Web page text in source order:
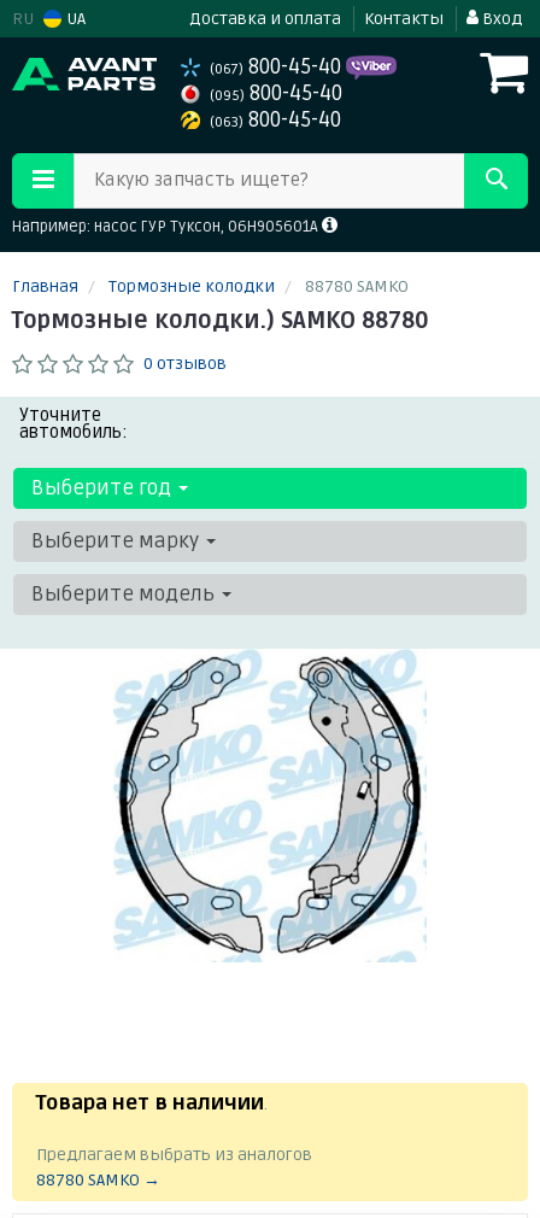
RU UA Доставка и оплата Контакты Вход
(067) 800-45-40
(095) 800-45-40
(063) 800-45-40
Какую запчасть ищете?
Например: насос ГУР Туксон, 06H905601A
Главная Тормозные колодки 88780 SAMKO
Тормозные колодки.) SAMKO 88780
0 отзывов
Уточните
автомобиль:
Выберите год
Выберите марку
Выберите модель
Товара нет в наличии.
Предлагаем выбрать из аналогов
88780 SAMKO →